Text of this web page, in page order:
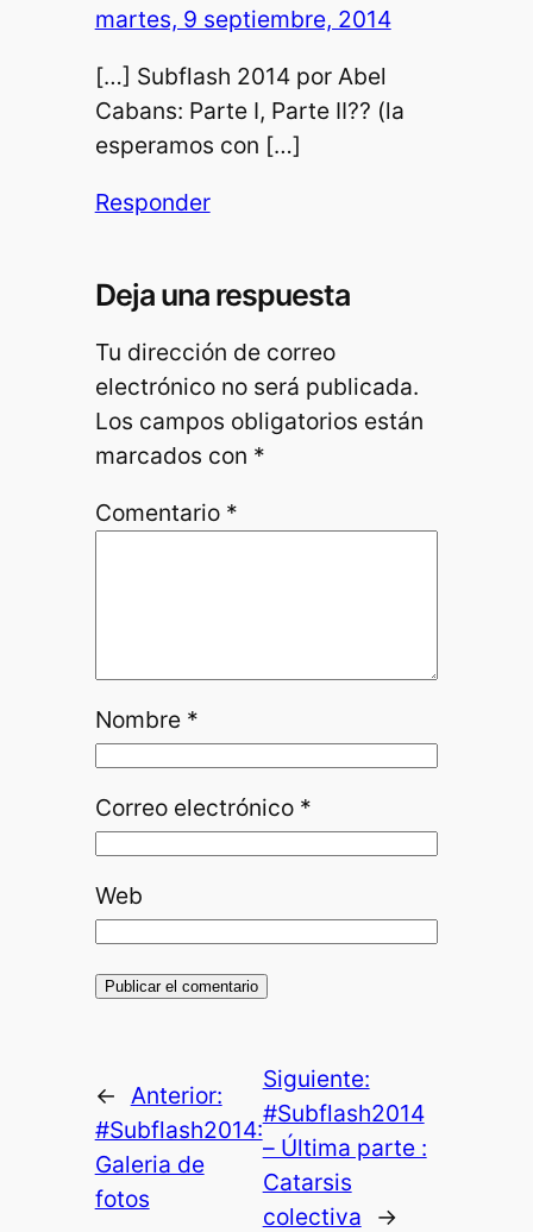
martes, 9 septiembre, 2014
[…] Subflash 2014 por Abel
Cabans: Parte I, Parte II?? (la
esperamos con […]
Responder
Deja una respuesta
Tu dirección de correo
electrónico no será publicada.
Los campos obligatorios están
marcados con *
Comentario *
Nombre *
Correo electrónico *
Web
← Anterior:
#Subflash2014:
Galeria de
fotos
Siguiente:
#Subflash2014
– Última parte :
Catarsis
colectiva
→